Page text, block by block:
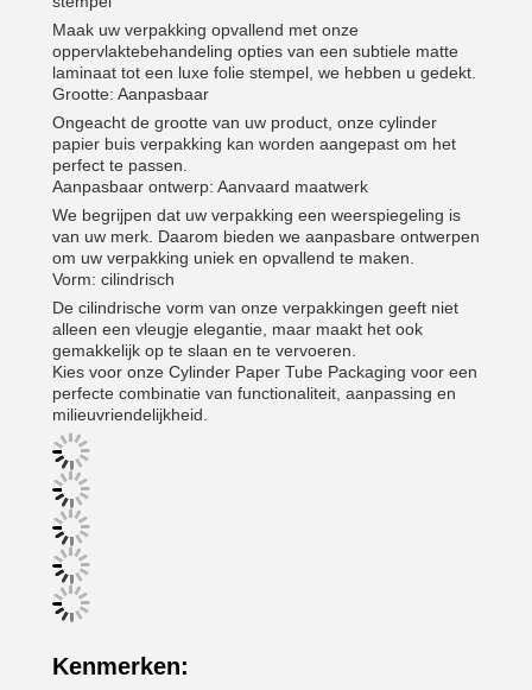
Maak uw verpakking opvallend met onze
oppervlaktebehandeling opties van een subtiele matte
laminaat tot een luxe folie stempel, we hebben u gedekt.
Grootte: Aanpasbaar
Ongeacht de grootte van uw product, onze cylinder
papier buis verpakking kan worden aangepast om het
perfect te passen.
Aanpasbaar ontwerp: Aanvaard maatwerk
We begrijpen dat uw verpakking een weerspiegeling is
van uw merk. Daarom bieden we aanpasbare ontwerpen
om uw verpakking uniek en opvallend te maken.
Vorm: cilindrisch
De cilindrische vorm van onze verpakkingen geeft niet
alleen een vleugje elegantie, maar maakt het ook
gemakkelijk op te slaan en te vervoeren.
Kies voor onze Cylinder Paper Tube Packaging voor een
perfecte combinatie van functionaliteit, aanpassing en
milieuvriendelijkheid.
Kenmerken: